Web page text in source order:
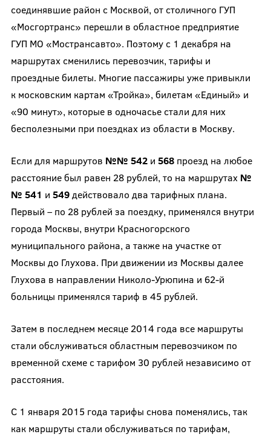
соединявшие район с Москвой, от столичного ГУП
«Мосгортранс» перешли в областное предприятие
ГУП МО «Мострансавто». Поэтому с 1 декабря на
маршрутах сменились перевозчик, тарифы и
проездные билеты. Многие пассажиры уже привыкли
к московским картам «Тройка», билетам «Единый» и
«90 минут», которые в одночасье стали для них
бесполезными при поездках из области в Москву.
Если для маршрутов №№ 542и 568 проезд на любое
расстояние был равен 28 рублей, то на маршрутах №
№ 541 и 549действовало два тарифных плана.
Первый – по 28 рублей за поездку, применялся внутри
города Москвы, внутри Красногорского
муниципального района, а также на участке от
Москвы до Глухова. При движении из Москвы далее
Глухова в направлении Николо-Урюпина и 62-й
больницы применялся тариф в 45 рублей.
Затем в последнем месяце 2014 года все маршруты
стали обслуживаться областным перевозчиком по
временной схеме с тарифом 30 рублей независимо от
расстояния.
С 1 января 2015 года тарифы снова поменялись, так
как маршруты стали обслуживаться по тарифам,